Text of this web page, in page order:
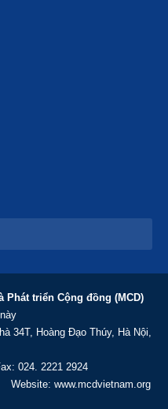
Phát triển Cộng đồng (MCD)
34T, Hoàng Đạo Thúy, Hà Nội,
024. 2221 2924
www.mcdvietnam.org